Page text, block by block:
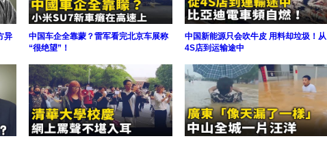
异
中国车企全靠蒙？雷军看完北京车展称
“很绝望”！
中国新能源只会吹牛皮 用料却垃圾！从
4S店到运输途中